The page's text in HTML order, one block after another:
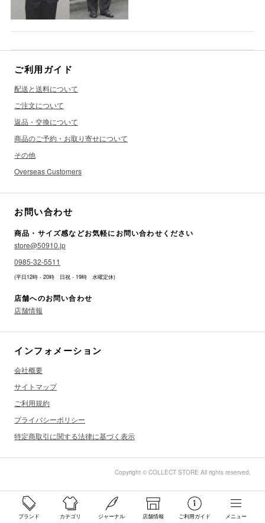
ブランド カテゴリ ジャーナル 店舗情報 ご利用ガイド メニュー
ご利用ガイド
配送と送料について
ご注文について
返品・交換について
商品のご予約・お取り寄せについて
その他
Overseas Customers
お問い合わせ
商品・サイズ感などお気軽にお問い合わせください
store@50910.jp
0985-32-5511
(平日12時 - 20時 日祝 - 19時 水曜定休)
店舗へのお問い合わせ
店舗情報
インフォメーション
会社概要
サイトマップ
ご利用規約
プライバシーポリシー
特定商取引に関する法律に基づく表示
Copyright © COLLECT STORE All rights reserved.